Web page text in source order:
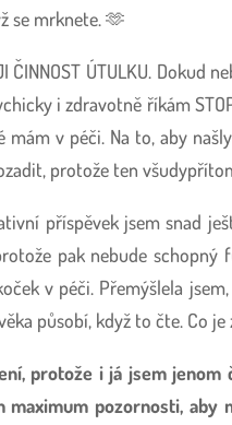
se mrknete. 🫶
ČINNOST ÚTULKU.
i zdravotně říkám
v péči. Na to, aby
protože ten
příspěvek jsem snad
pak nebude
v péči. Přemýšlela
působí, když to čte. Co
protože i já jsem
pozornosti, aby